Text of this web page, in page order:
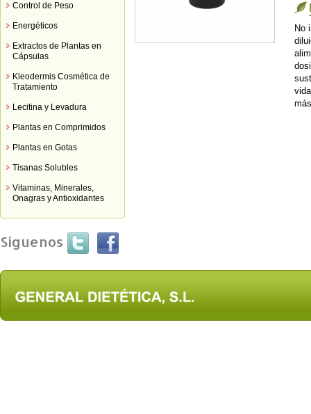
Control de Peso
Energéticos
Extractos de Plantas en
Cápsulas
Kleodermis Cosmética de
Tratamiento
Lecitina y Levadura
Plantas en Comprimidos
Plantas en Gotas
Tisanas Solubles
Vitaminas, Minerales,
Onagras y Antioxidantes
Síguenos
No